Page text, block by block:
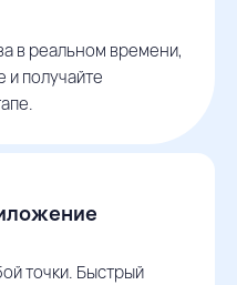
в реальном времени,
и получайте
точки. Быстрый